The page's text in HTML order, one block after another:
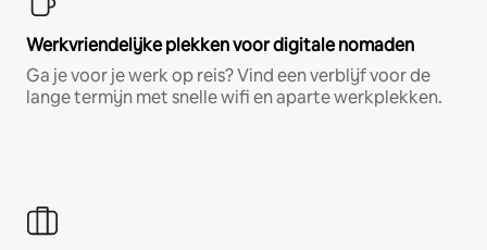
Werkvriendelijke plekken voor digitale nomaden
Ga je voor je werk op reis? Vind een verblijf voor de
lange termijn met snelle wifi en aparte werkplekken.